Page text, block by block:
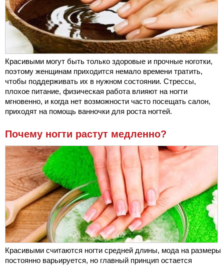
Красивыми могут быть только здоровые и прочные ноготки,
поэтому женщинам приходится немало времени тратить,
чтобы поддерживать их в нужном состоянии. Стрессы,
плохое питание, физическая работа влияют на ногти
мгновенно, и когда нет возможности часто посещать салон,
приходят на помощь ванночки для роста ногтей.
Почему ногти растут медленно?
Красивыми считаются ногти средней длины, мода на размеры
постоянно варьируется, но главный принцип остается